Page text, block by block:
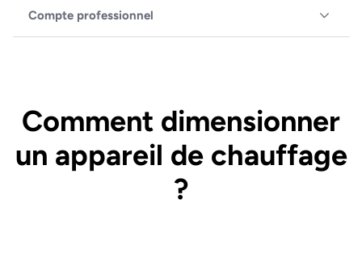
Compte professionnel
Comment dimensionner
un appareil de chauffage
?